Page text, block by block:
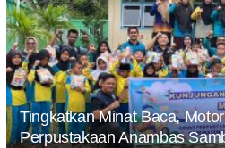
Tingkatkan Minat Baca,
Perpustakaan Anambas